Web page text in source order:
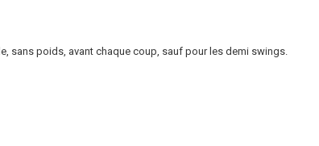
sans poids, avant chaque coup, sauf pour les demi swings.